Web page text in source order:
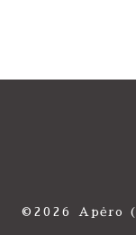
©2026 Apėro (